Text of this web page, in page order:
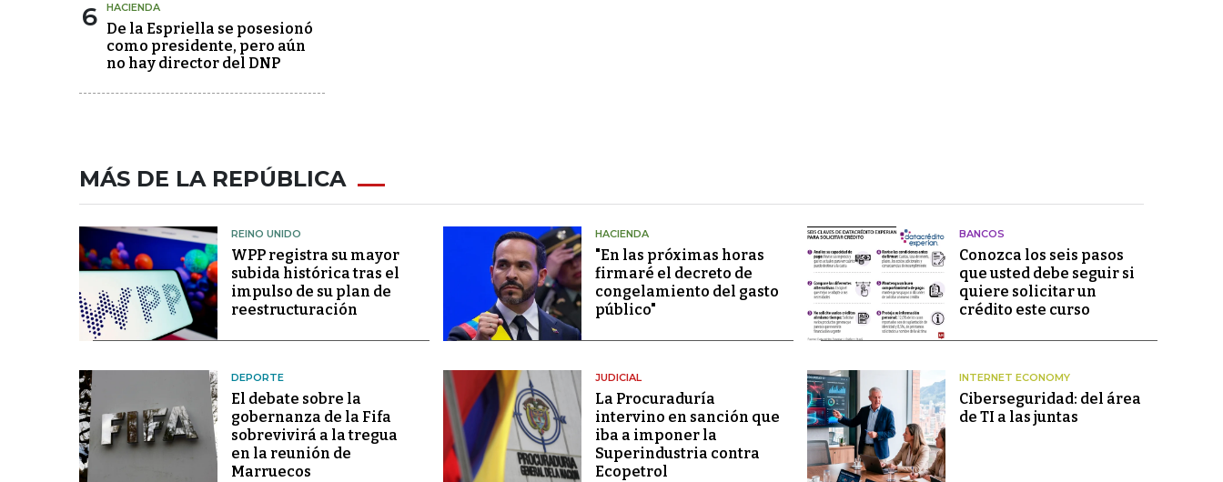
6 HACIENDA
De la Espriella se posesionó
como presidente, pero aún
no hay director del DNP
MÁS DE LA REPÚBLICA
REINO UNIDO
WPP registra su mayor
subida histórica tras el
impulso de su plan de
reestructuración
HACIENDA
"En las próximas horas
firmaré el decreto de
congelamiento del gasto
público"
BANCOS
Conozca los seis pasos
que usted debe seguir si
quiere solicitar un
crédito este curso
DEPORTE
El debate sobre la
gobernanza de la Fifa
sobrevivirá a la tregua
en la reunión de
Marruecos
JUDICIAL
La Procuraduría
intervino en sanción que
iba a imponer la
Superindustria contra
Ecopetrol
INTERNET ECONOMY
Ciberseguridad: del área
de TI a las juntas